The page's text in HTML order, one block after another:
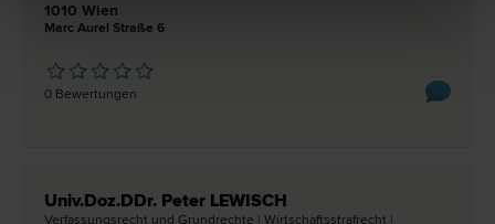
1010 Wien
Marc Aurel Straße 6
0 Bewertungen
Univ.Doz.DDr. Peter LEWISCH
Verfassungs­recht und Grund­rechte | Wirtschaftsstraf­recht |